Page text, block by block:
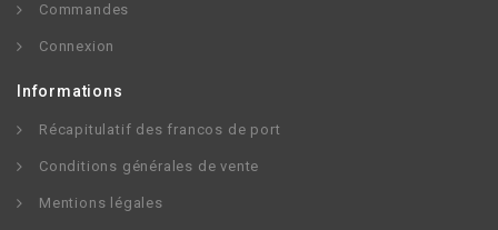
Commandes
Connexion
Informations
Récapitulatif des francos de port
Conditions générales de vente
Mentions légales